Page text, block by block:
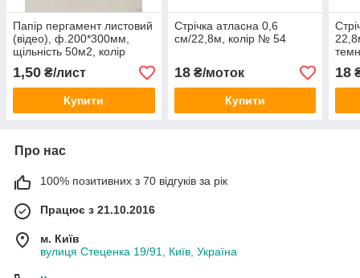
Папір пергамент листовий
(відео), ф.200*300мм,
щільність 50м2, колір
бузковий/ліловий
1,50 ₴/лист
Купити
Стрічка атласна 0,6
см/22,8м, колір № 54
18₴/моток
Купити
18
Про нас
100% позитивних з 70 відгуків за рік
Працює з 21.10.2016
м. Київ
вулиця Стеценка 19/91, Київ, Україна